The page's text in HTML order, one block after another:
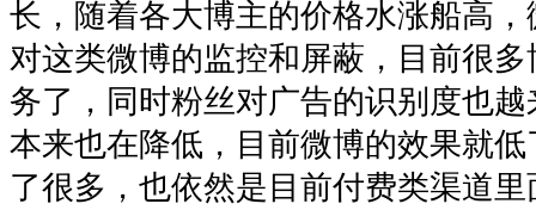
长，随着各大博主的价格水涨船高
对这类微博的监控和屏蔽，目前很
务了，同时粉丝对广告的识别度也
本来也在降低，目前微博的效果就
了很多，也依然是目前付费类渠道